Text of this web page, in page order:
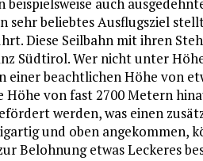
sehr beliebtes Ausflugsziel
Diese Seilbahn mit ihren
Südtirol. Wer nicht unter
einer beachtlichen Höhe von
Höhe von fast 2700 Metern
werden, was einen
und oben angekommen,
Belohnung etwas Leckeres